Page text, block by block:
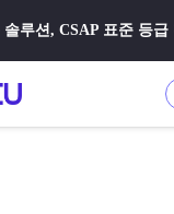
루션, CSAP 표준 등급